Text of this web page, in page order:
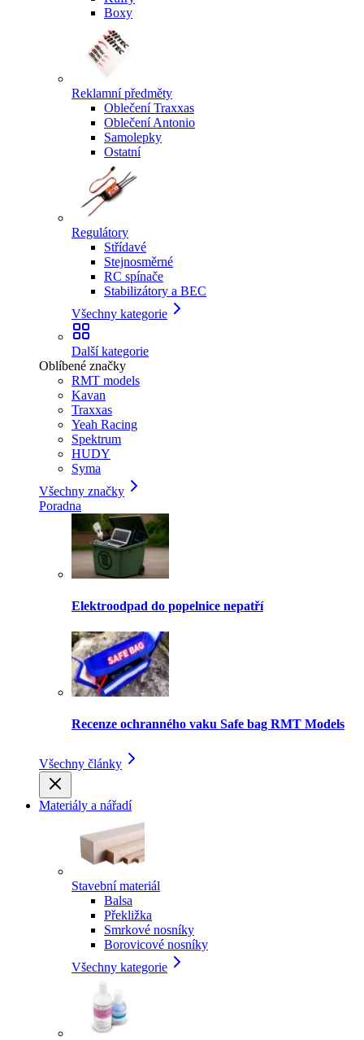
Boxy
Reklamní předměty
Oblečení Traxxas
Oblečení Antonio
Samolepky
Ostatní
Regulátory
Střídavé
Stejnosměrné
RC spínače
Stabilizátory a BEC
Všechny kategorie
Další kategorie
Oblíbené značky
RMT models
Kavan
Traxxas
Yeah Racing
Spektrum
HUDY
Syma
Všechny značky
Poradna
Elektroodpad do popelnice nepatří
Recenze ochranného vaku Safe bag RMT Models
Všechny články
Materiály a nářadí
Stavební materiál
Balsa
Překližka
Smrkové nosníky
Borovicové nosníky
Všechny kategorie